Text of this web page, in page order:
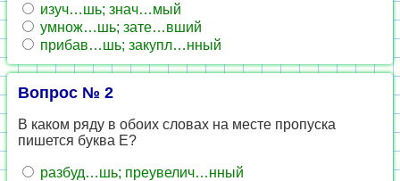
изуч…шь; знач…мый
умнож…шь; зате…вший
прибав…шь; закупл…нный
Вопрос № 2
В каком ряду в обоих словах на месте пропуска
пишется буква Е?
разбуд…шь; преувелич…нный